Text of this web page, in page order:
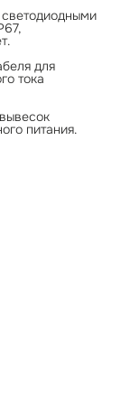
для
тока
питания.